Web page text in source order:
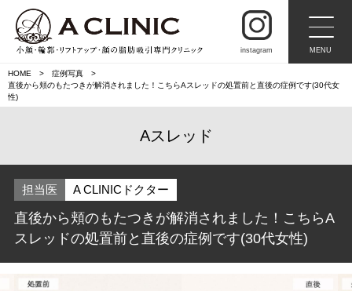
instagram MENU
HOME
症例写真
直後から頬のもたつきが解消されました！こちらAスレッドの処置前と直後の症例です(30代女
性)
Aスレッド
担当医 A CLINICドクター
直後から頬のもたつきが解消されました！こちらA
スレッドの処置前と直後の症例です(30代女性)